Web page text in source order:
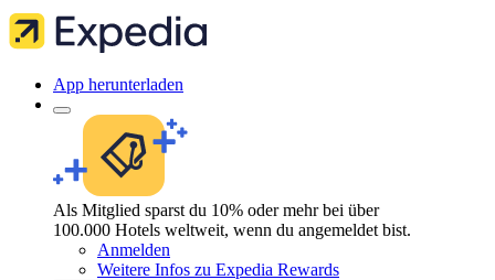
App herunterladen
Als Mitglied sparst du 10% oder mehr bei über
100.000 Hotels weltweit, wenn du angemeldet bist.
Anmelden
Weitere Infos zu Expedia Rewards